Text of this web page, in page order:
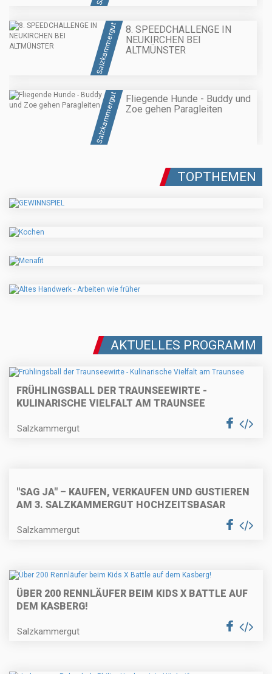
Salzkammergut
8. SPEEDCHALLENGE IN
NEUKIRCHEN BEI
ALTMÜNSTER
Salzkammergut
Fliegende Hunde - Buddy und
Zoe gehen Paragleiten
TOPTHEMEN
AKTUELLES PROGRAMM
FRÜHLINGSBALL DER TRAUNSEEWIRTE -
KULINARISCHE VIELFALT AM TRAUNSEE
Salzkammergut
"SAG JA" – KAUFEN, VERKAUFEN UND GUSTIEREN
AM 3. SALZKAMMERGUT HOCHZEITSBASAR
Salzkammergut
ÜBER 200 RENNLÄUFER BEIM KIDS X BATTLE AUF
DEM KASBERG!
Salzkammergut